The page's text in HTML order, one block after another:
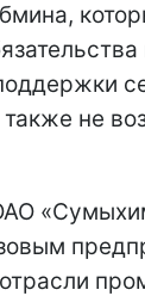
также не